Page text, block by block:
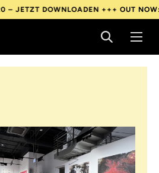
DOWNLOADEN +++OUT NOW:
+++